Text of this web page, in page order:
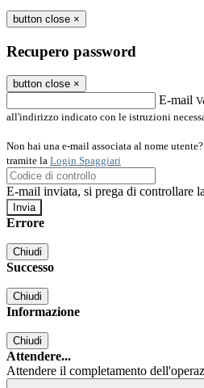
button close ×
Recupero password
button close ×
E-mail
all'indirizzo indicato con le istruzioni
Non hai una e-mail associata al nome
tramite la Login Spaggiari
E-mail inviata, si prega di controllare
Errore
Chiudi
Successo
Chiudi
Informazione
Chiudi
Attendere...
Attendere il completamento